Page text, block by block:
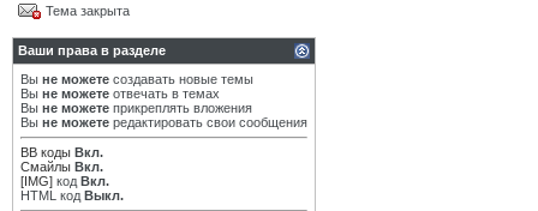
Тема закрыта
Ваши права в разделе
Вы не можете создавать новые темы
Вы не можете отвечать в темах
Вы не можете прикреплять вложения
Вы не можете редактировать свои сообщения
BB коды Вкл.
Смайлы Вкл.
[IMG] код Вкл.
HTML код Выкл.